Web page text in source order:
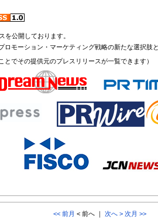
を公開しております。
ロモーション・マーケティング戦略の新たな選択肢
とでその提供元のプレスリリースが一覧できます）
<< 前月 < 前へ ｜ 次へ > 次月 >>